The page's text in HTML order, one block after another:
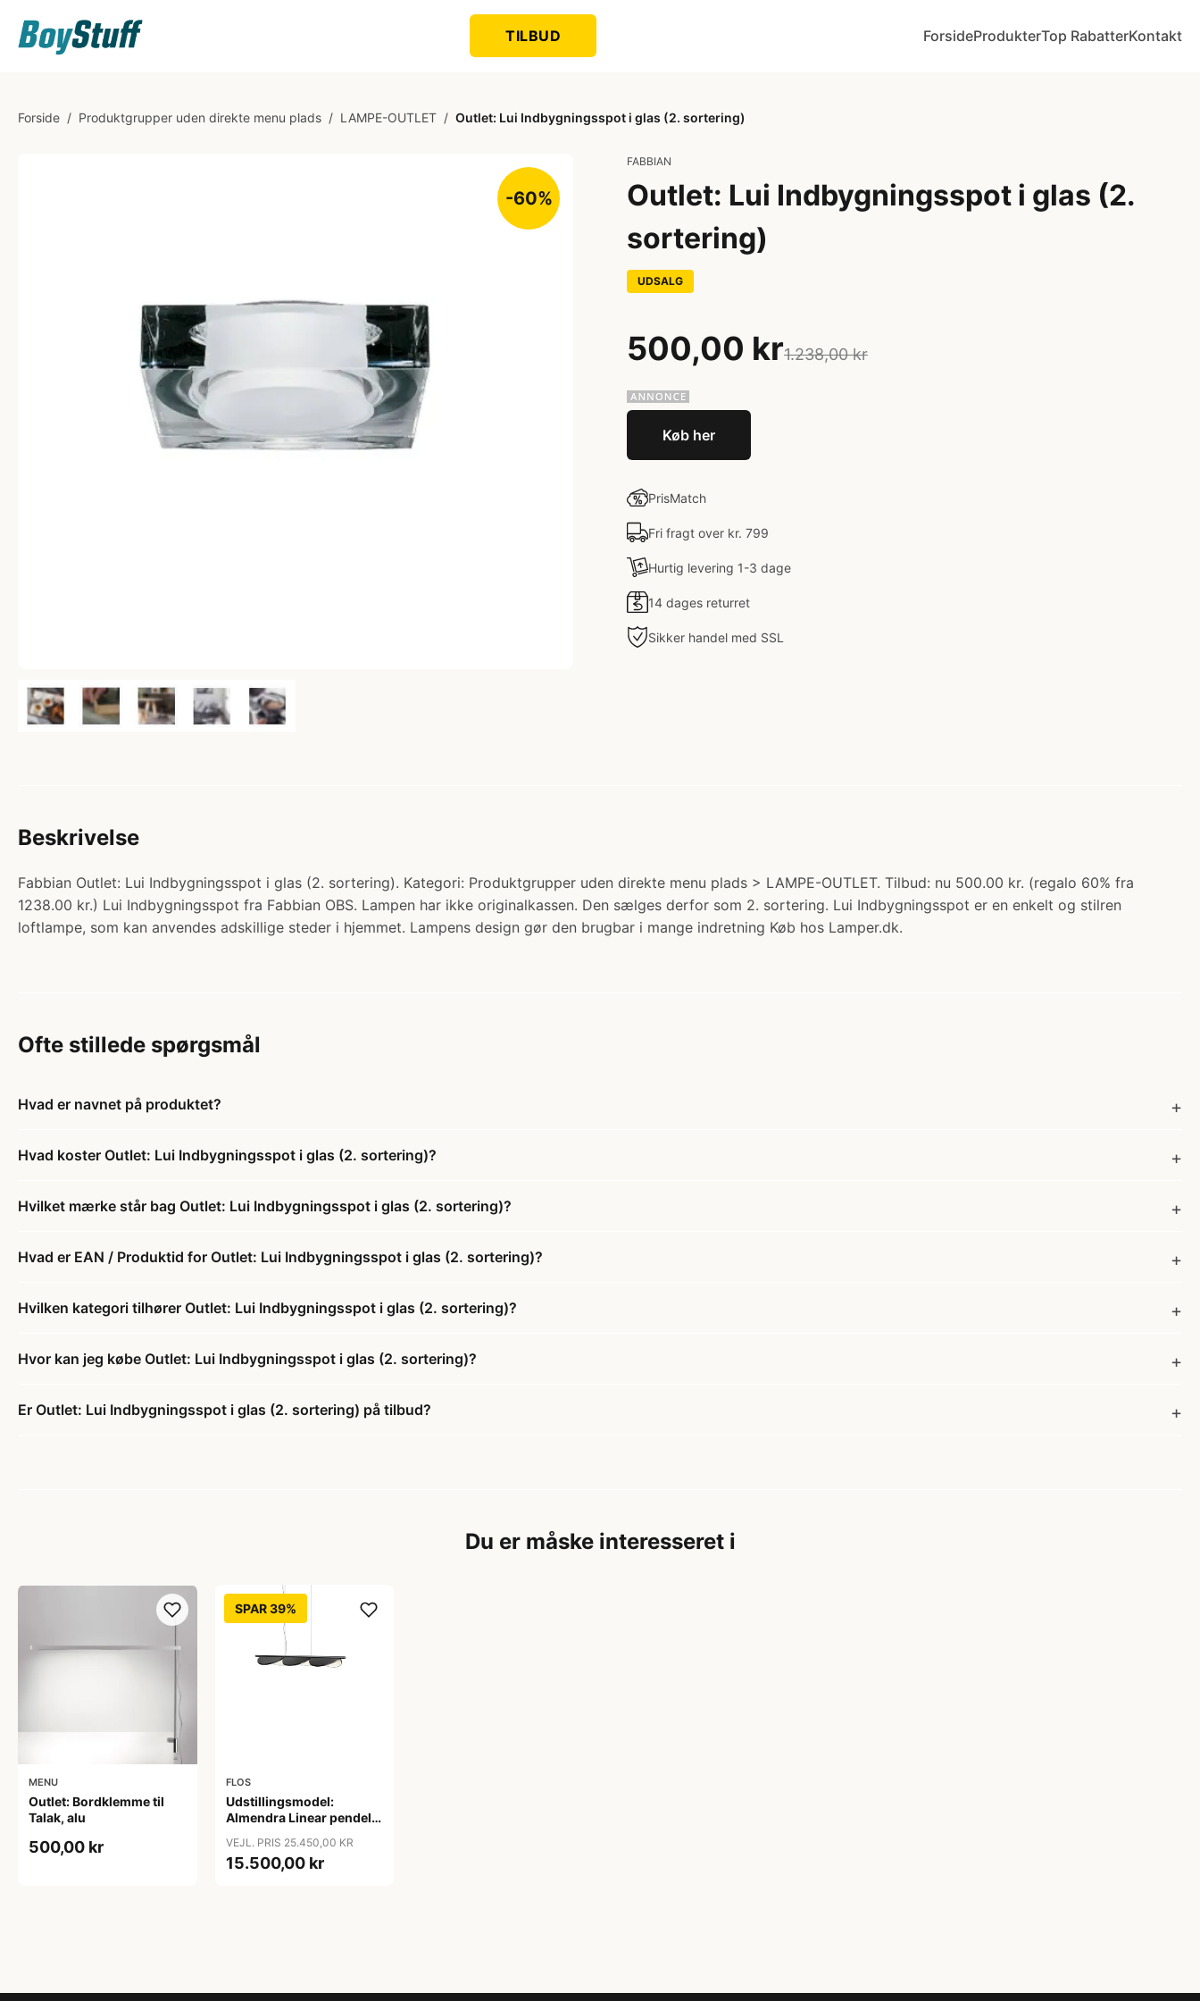
TILBUD ForsideProdukterTop RabatterKontakt
Forside / Produktgrupper uden direkte menu plads / LAMPE-OUTLET / Outlet: Lui Indbygningsspot i glas (2. sortering)
-60%
FABBIAN
Outlet: Lui Indbygningsspot i glas (2.
sortering)
UDSALG
500,00 kr1.238,00 kr
Køb her
PrisMatch
Fri fragt over kr. 799
Hurtig levering 1-3 dage
14 dages returret
Sikker handel med SSL
Beskrivelse
Fabbian Outlet: Lui Indbygningsspot i glas (2. sortering). Kategori: Produktgrupper uden direkte menu plads > LAMPE-OUTLET. Tilbud: nu 500.00 kr. (regalo 60% fra
1238.00 kr.) Lui Indbygningsspot fra Fabbian OBS. Lampen har ikke originalkassen. Den sælges derfor som 2. sortering. Lui Indbygningsspot er en enkelt og stilren
loftlampe, som kan anvendes adskillige steder i hjemmet. Lampens design gør den brugbar i mange indretning Køb hos Lamper.dk.
Ofte stillede spørgsmål
Hvad er navnet på produktet?
Hvad koster Outlet: Lui Indbygningsspot i glas (2. sortering)?
Hvilket mærke står bag Outlet: Lui Indbygningsspot i glas (2. sortering)?
Hvad er EAN / Produktid for Outlet: Lui Indbygningsspot i glas (2. sortering)?
Hvilken kategori tilhører Outlet: Lui Indbygningsspot i glas (2. sortering)?
Hvor kan jeg købe Outlet: Lui Indbygningsspot i glas (2. sortering)?
Er Outlet: Lui Indbygningsspot i glas (2. sortering) på tilbud?
Du er måske interesseret i
MENU
Outlet: Bordklemme til
Talak, alu
500,00 kr
SPAR 39%
FLOS
Udstillingsmodel:
Almendra Linear pendel
VEJL. PRIS 25.450,00 KR
15.500,00 kr